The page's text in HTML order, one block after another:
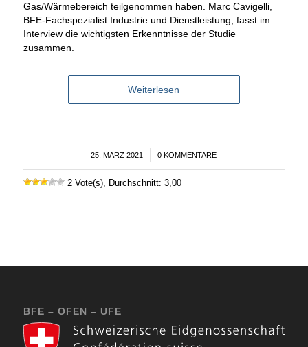
Gas/Wärmebereich teilgenommen haben. Marc Cavigelli,
BFE-Fachspezialist Industrie und Dienstleistung, fasst im
Interview die wichtigsten Erkenntnisse der Studie
zusammen.
Weiterlesen
25. MÄRZ 2021
/ 0 KOMMENTARE
2 Vote(s), Durchschnitt: 3,00
BFE – OFEN – UFE